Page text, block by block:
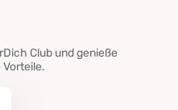
Club und genieße